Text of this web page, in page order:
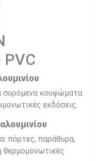
συρόμενα κουφώματα
εκδόσεις.
πόρτες, παράθυρα,
θερμομονωτικές